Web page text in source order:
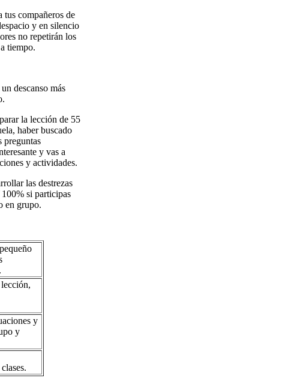
tus compañeros de
y en silencio
no repetirán los
tiempo.
descanso más
la lección de 55
haber buscado
preguntas
y vas a
y actividades.
las destrezas
si participas
en grupo.
y
y